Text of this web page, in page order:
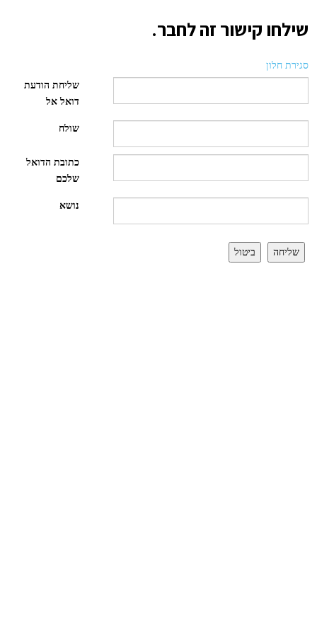
שילחו קישור זה לחבר.
סגירת חלון
שליחת הודעת
דואל אל
שולח
כתובת הדואל
שלכם
נושא
שליחה ביטול